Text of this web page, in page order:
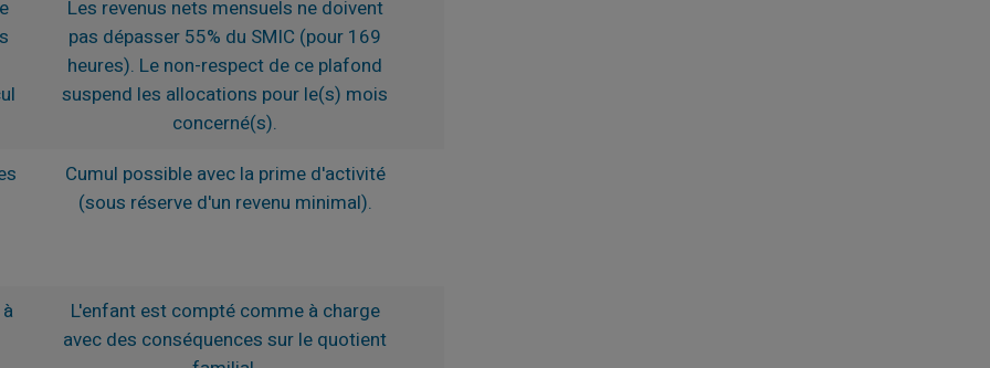
Les revenus nets mensuels ne doivent
pas dépasser 55% du SMIC (pour 169
heures). Le non-respect de ce plafond
suspend les allocations pour le(s) mois
concerné(s).
Cumul possible avec la prime d'activité
(sous réserve d'un revenu minimal).
L'enfant est compté comme à charge
avec des conséquences sur le quotient